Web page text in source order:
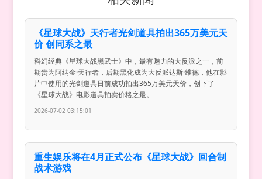
《星球大战》天行者光剑道具拍出365万美元天
价 创同系之最
科幻经典《星球大战黑武士》中，最有魅力的大反派之一，前
期贵为阿纳金·天行者，后期黑化成为大反派达斯·维德，他在影
片中使用的光剑道具日前成功拍出365万美元天价，创下了
《星球大战》电影道具拍卖价格之最。
2026-07-02 03:15:01
重生娱乐将在4月正式公布《星球大战》回合制
战术游戏